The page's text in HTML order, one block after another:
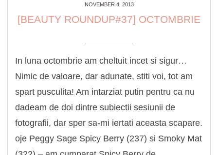
NOVEMBER 4, 2013
[BEAUTY ROUNDUP#37] OCTOMBRIE
In luna octombrie am cheltuit incet si sigur…
Nimic de valoare, dar adunate, stiti voi, tot am
spart pusculita! Am intarziat putin pentru ca nu
dadeam de doi dintre subiectii sesiunii de
fotografii, dar sper sa-mi iertati aceasta scapare.
oje Peggy Sage Spicy Berry (237) si Smoky Mat